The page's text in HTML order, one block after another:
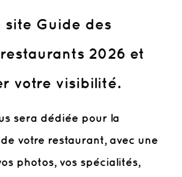
site Guide des
2026 et
votre visibilité.
sera dédiée pour la
votre restaurant, avec une
photos, vos spécialités,